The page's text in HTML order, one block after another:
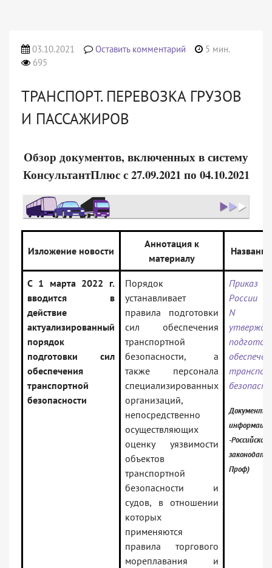
03.10.2021 Оставить комментарий
5 мин.
695
ТРАНСПОРТ. ПЕРЕВОЗКА ГРУЗОВ
И ПАССАЖИРОВ
Обзор документов, включенных в систему
КонсультантПлюс с 27.09.2021 по 04.10.2021
Изложение новости
Аннотация к
материалу
С 1 марта 2022 г.
вводится в
действие
актуализированный
порядок
подготовки сил
обеспечения
транспортной
безопасности
Порядок
устанавливает
правила подготовки
сил обеспечения
транспортной
безопасности, а
также персонала
специализированных
организаций,
непосредственно
осуществляющих
оценку уязвимости
объектов
транспортной
безопасности и
судов, в отношении
которых
применяются
правила торгового
мореплавания и
Приказ
России
N
Документ
-Российское
Проф)